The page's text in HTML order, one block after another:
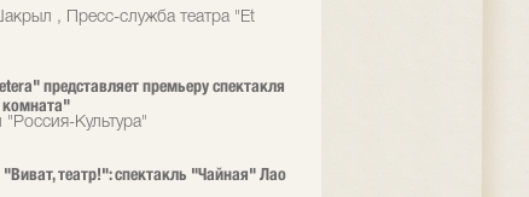
, Пресс-служба театра "Et
представляет премьеру спектакля
"Россия-Культура"
театр!": спектакль "Чайная" Лао